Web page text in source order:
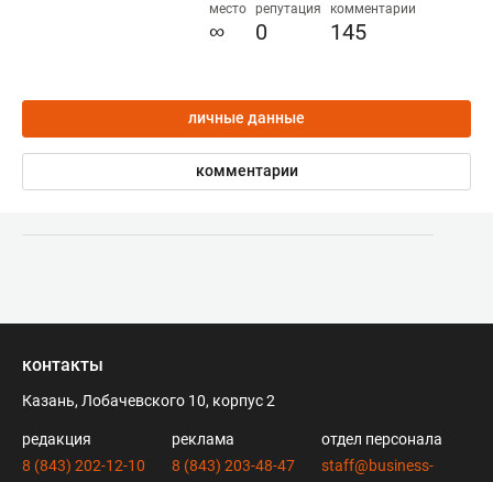
место
∞
репутация
0
комментарии
145
личные данные
комментарии
контакты
Казань, Лобачевского 10, корпус 2
редакция
8 (843) 202-12-10
реклама
8 (843) 203-48-47
отдел персонала
staff@business-